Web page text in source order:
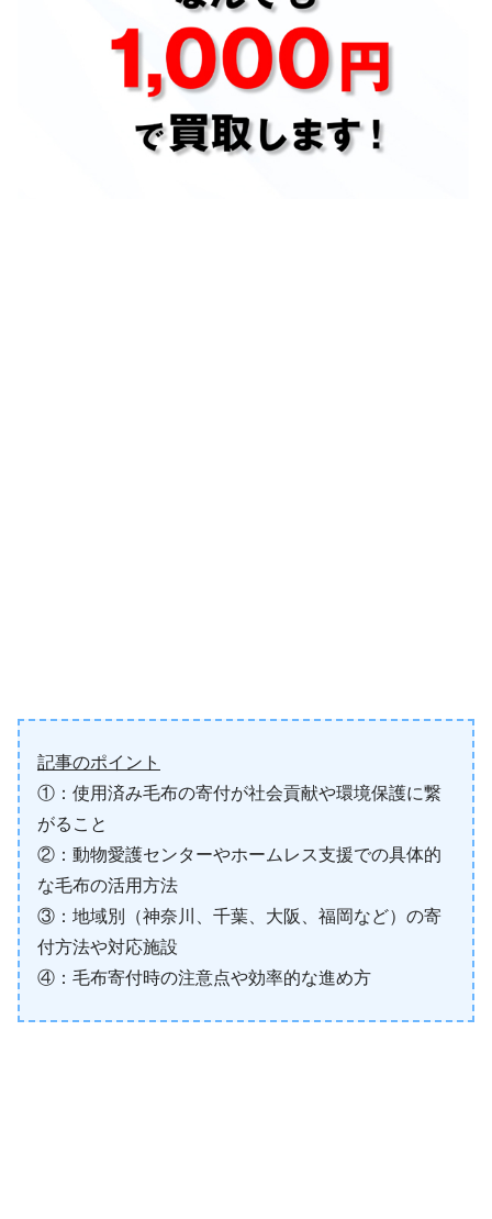
記事のポイント
①：使用済み毛布の寄付が社会貢献や環境保護に繋
がること
②：動物愛護センターやホームレス支援での具体的
な毛布の活用方法
③：地域別（神奈川、千葉、大阪、福岡など）の寄
付方法や対応施設
④：毛布寄付時の注意点や効率的な進め方